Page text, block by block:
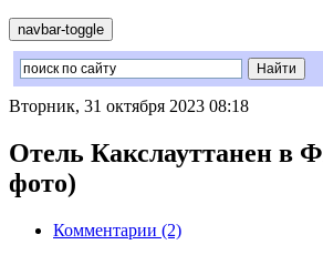
navbar-toggle
Вторник, 31 октября 2023 08:18
Отель Какслауттанен в
фото)
Комментарии (2)